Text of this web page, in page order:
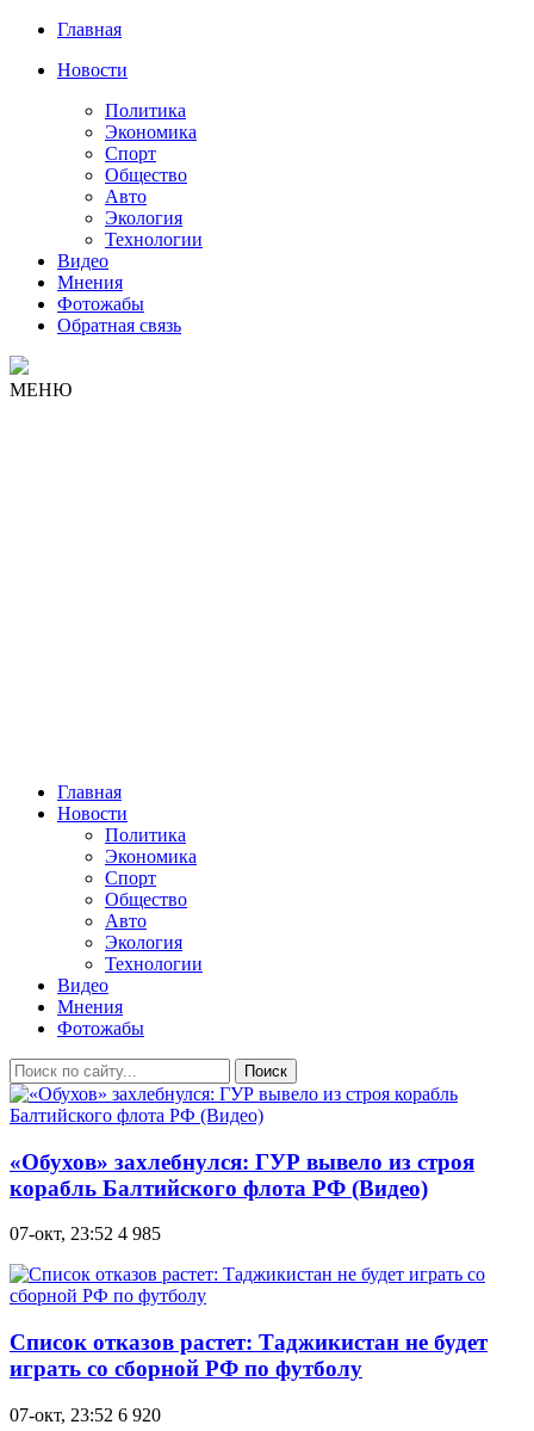
Главная
Новости
Политика
Экономика
Спорт
Общество
Авто
Экология
Технологии
Видео
Мнения
Фотожабы
Обратная связь
МЕНЮ
Главная
Новости
Политика
Экономика
Спорт
Общество
Авто
Экология
Технологии
Видео
Мнения
Фотожабы
Поиск
«Обухов» захлебнулся: ГУР вывело из строя
корабль Балтийского флота РФ (Bидео)
07-окт, 23:52 4 985
Список отказов растет: Таджикистан не будет
играть со сборной РФ по футболу
07-окт, 23:52 6 920